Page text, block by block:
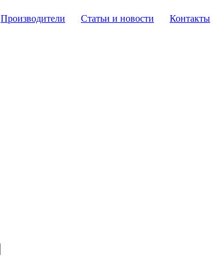
Производители Статьи и новости
Контакты